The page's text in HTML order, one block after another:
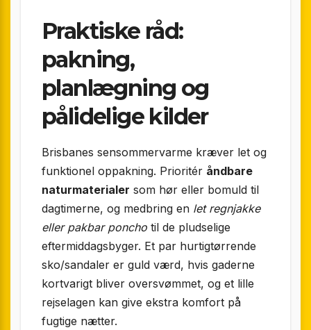
Praktiske råd:
pakning,
planlægning og
pålidelige kilder
Brisbanes sensommervarme kræver let og
funktionel oppakning. Prioritér åndbare
naturmaterialer som hør eller bomuld til
dagtimerne, og medbring en let regnjakke
eller pakbar poncho til de pludselige
eftermiddagsbyger. Et par hurtigtørrende
sko/sandaler er guld værd, hvis gaderne
kortvarigt bliver oversvømmet, og et lille
rejselagen kan give ekstra komfort på
fugtige nætter.